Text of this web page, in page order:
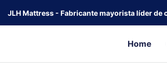
JLH Mattress - Fabricante mayorista líder de
Home